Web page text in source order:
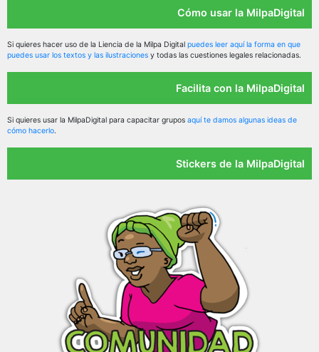
Cómo usar la MilpaDigital
Si quieres hacer uso de la Liencia de la Milpa Digital puedes leer aquí la forma en que
puedes usar los textos y las ilustraciones y todas las cuestiones legales relacionadas.
Facilita con la MilpaDigital
Si quieres usar la MilpaDigital para capacitar grupos aquí te damos algunas ideas de
cómo hacerlo.
Stickers de la MilpaDigital